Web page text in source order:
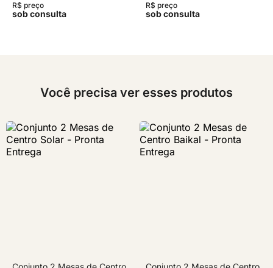
R$ preço
sob consulta
R$ preço
sob consulta
Você precisa ver esses produtos